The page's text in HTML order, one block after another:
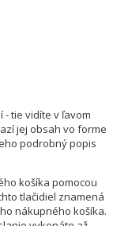
tie vidíte v ľavom
jej obsah vo forme
podrobný popis
košíka pomocou
tlačidiel znamená
nákupného košíka.